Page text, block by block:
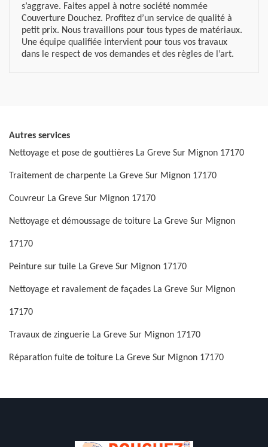
s’aggrave. Faites appel à notre société nommée
Couverture Douchez. Profitez d’un service de qualité à
petit prix. Nous travaillons pour tous types de matériaux.
Une équipe qualifiée intervient pour tous vos travaux
dans le respect de vos demandes et des règles de l’art.
Autres services
Nettoyage et pose de gouttières La Greve Sur Mignon 17170
Traitement de charpente La Greve Sur Mignon 17170
Couvreur La Greve Sur Mignon 17170
Nettoyage et démoussage de toiture La Greve Sur Mignon
17170
Peinture sur tuile La Greve Sur Mignon 17170
Nettoyage et ravalement de façades La Greve Sur Mignon
17170
Travaux de zinguerie La Greve Sur Mignon 17170
Réparation fuite de toiture La Greve Sur Mignon 17170